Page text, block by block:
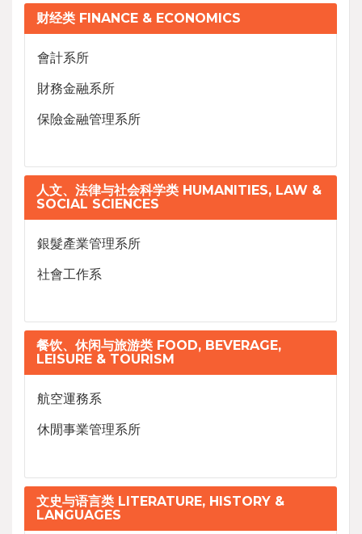
财经类 FINANCE & ECONOMICS
會計系所
財務金融系所
保險金融管理系所
人文、法律与社会科学类 HUMANITIES, LAW &
SOCIAL SCIENCES
銀髮產業管理系所
社會工作系
餐饮、休闲与旅游类 FOOD, BEVERAGE,
LEISURE & TOURISM
航空運務系
休閒事業管理系所
文史与语言类 LITERATURE, HISTORY &
LANGUAGES